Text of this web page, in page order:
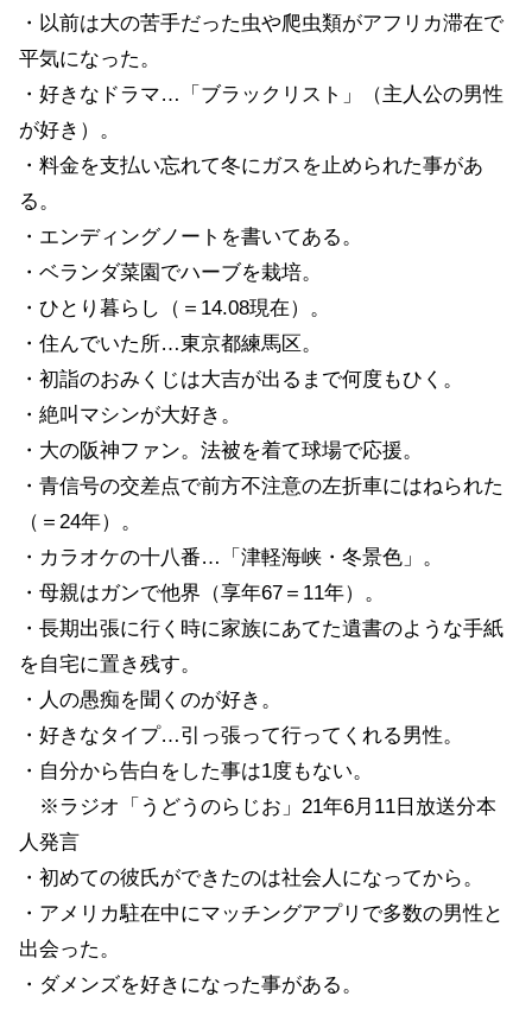
・以前は大の苦手だった虫や爬虫類がアフリカ滞在で
平気になった。
・好きなドラマ…「ブラックリスト」（主人公の男性
が好き）。
・料金を支払い忘れて冬にガスを止められた事があ
る。
・エンディングノートを書いてある。
・ベランダ菜園でハーブを栽培。
・ひとり暮らし（＝14.08現在）。
・住んでいた所…東京都練馬区。
・初詣のおみくじは大吉が出るまで何度もひく。
・絶叫マシンが大好き。
・大の阪神ファン。法被を着て球場で応援。
・青信号の交差点で前方不注意の左折車にはねられた
（＝24年）。
・カラオケの十八番…「津軽海峡・冬景色」。
・母親はガンで他界（享年67＝11年）。
・長期出張に行く時に家族にあてた遺書のような手紙
を自宅に置き残す。
・人の愚痴を聞くのが好き。
・好きなタイプ…引っ張って行ってくれる男性。
・自分から告白をした事は1度もない。
※ラジオ「うどうのらじお」21年6月11日放送分本
人発言
・初めての彼氏ができたのは社会人になってから。
・アメリカ駐在中にマッチングアプリで多数の男性と
出会った。
・ダメンズを好きになった事がある。